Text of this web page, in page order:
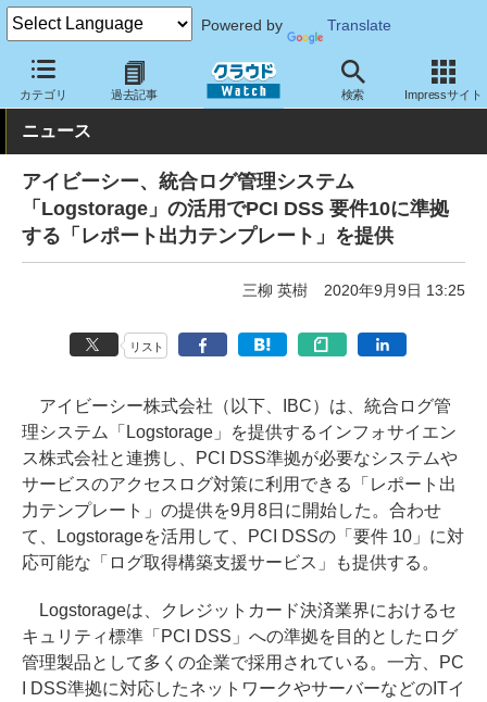
Powered by Translate
カテゴリ 過去記事 検索 Impressサイト
クラウド Watch サービス・ソフト ソフトウェア その他
ニュース
アイビーシー、統合ログ管理システム
「Logstorage」の活用でPCI DSS 要件10に準拠
する「レポート出力テンプレート」を提供
三柳 英樹 2020年9月9日 13:25
リスト
アイビーシー株式会社（以下、IBC）は、統合ログ管
理システム「Logstorage」を提供するインフォサイエン
ス株式会社と連携し、PCI DSS準拠が必要なシステムや
サービスのアクセスログ対策に利用できる「レポート出
力テンプレート」の提供を9月8日に開始した。合わせ
て、Logstorageを活用して、PCI DSSの「要件 10」に対
応可能な「ログ取得構築支援サービス」も提供する。
Logstorageは、クレジットカード決済業界におけるセ
キュリティ標準「PCI DSS」への準拠を目的としたログ
管理製品として多くの企業で採用されている。一方、PC
I DSS準拠に対応したネットワークやサーバーなどのITイ